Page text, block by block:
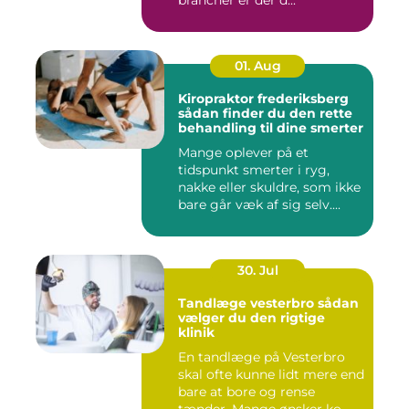
01. Aug
Kiropraktor frederiksberg
sådan finder du den rette
behandling til dine smerter
Mange oplever på et
tidspunkt smerter i ryg,
nakke eller skuldre, som ikke
bare går væk af sig selv....
30. Jul
Tandlæge vesterbro sådan
vælger du den rigtige
klinik
En tandlæge på Vesterbro
skal ofte kunne lidt mere end
bare at bore og rense